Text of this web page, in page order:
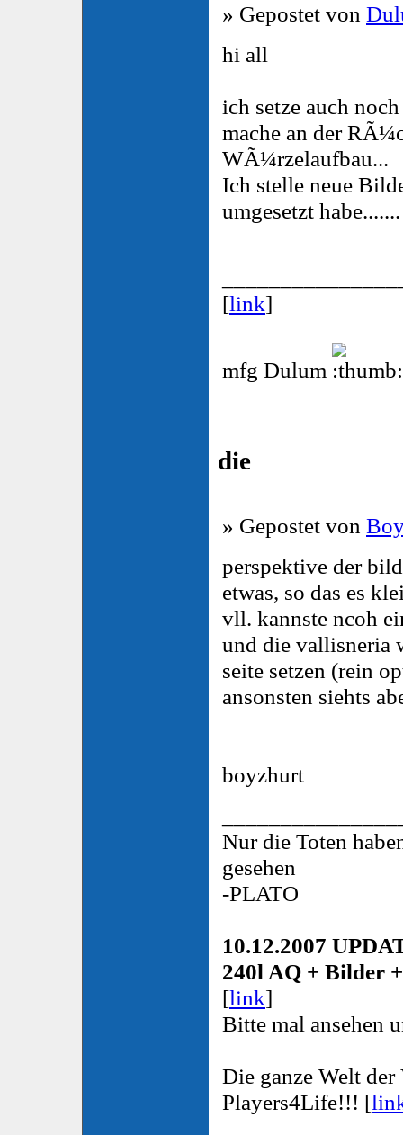
» Gepostet von
hi all
ich setze auch
mache an der
WÃ¼rzelaufbau...
Ich stelle neue
umgesetzt habe.......
[link]
mfg Dulum
die
» Gepostet von
perspektive der
etwas, so das es
vll. kannste ncoh
und die vallisneria
seite setzen (rein
ansonsten siehts
boyzhurt
Nur die Toten
gesehen
-PLATO
10.12.2007
240l AQ + Bilder
[link]
Bitte mal ansehen
Die ganze Welt
Players4Life!!! [